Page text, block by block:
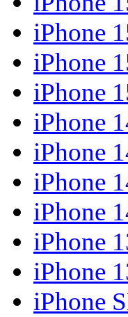
iPhone
iPhone
iPhone
iPhone
iPhone
iPhone
iPhone
iPhone
iPhone
iPhone